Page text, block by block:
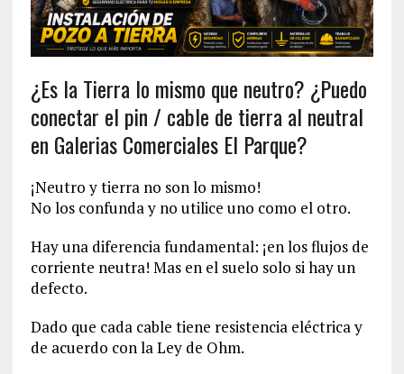
¿Es la Tierra lo mismo que neutro? ¿Puedo
conectar el pin / cable de tierra al neutral
en Galerias Comerciales El Parque?
¡Neutro y tierra no son lo mismo!
No los confunda y no utilice uno como el otro.
Hay una diferencia fundamental: ¡en los flujos de
corriente neutra! Mas en el suelo solo si hay un
defecto.
Dado que cada cable tiene resistencia eléctrica y
de acuerdo con la Ley de Ohm.